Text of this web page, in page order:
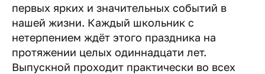
первых ярких и значительных событий в
нашей жизни. Каждый школьник с
нетерпением ждёт этого праздника на
протяжении целых одиннадцати лет.
Выпускной проходит практически во всех